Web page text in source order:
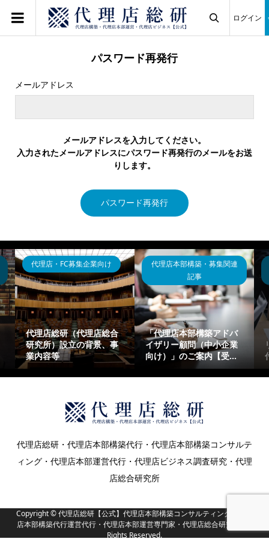
ログイン
パスワード再発行
メールアドレス
メールアドレスを入力してください。
入力されたメールアドレスにパスワード再発行のメールをお送
りします。
パスワード再発行
代理店・FC募集企業向け
代理店総研（代理店総合
研究所）設立の背景、事
業内容等
代理店本部構築・募集関連
記事
「代理店本部構築アドバ
イザリー顧問（中小企業
向け）」のご案内【受...
代理店総研・代理店本部構築代行・代理店本部構築コンサルテ
ィング・代理店本部運営代行・代理店ビジネス調査研究・代理
店総合研究所
Copyright ©代理店総研【公式】代理店本部構築コンサルティング・代理
店本部構築代行運営代行・代理店本部運営専門家・代理店総合研究所. All
Rights Reserved.